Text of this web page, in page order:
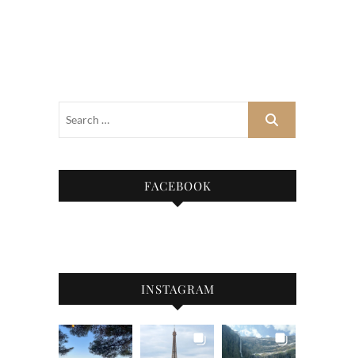
FACEBOOK
INSTAGRAM